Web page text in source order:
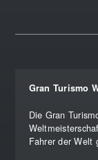
Gran Turismo
Die Gran
Fahrer der Welt